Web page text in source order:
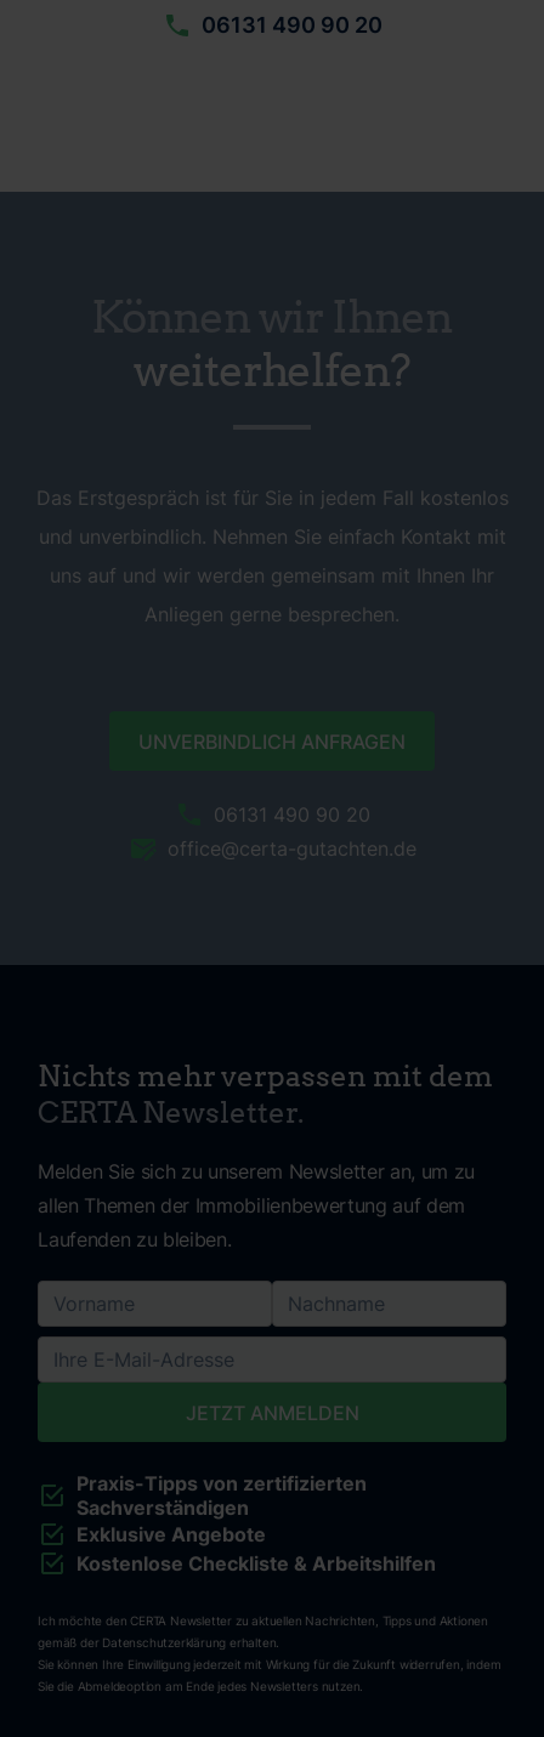
06131 490 90 20
weiterhelfen?
Das Erstgespräch ist für Sie in jedem Fall kostenlos
und unverbindlich. Nehmen Sie einfach Kontakt mit
uns auf und wir werden gemeinsam mit Ihnen Ihr
Anliegen gerne besprechen.
UNVERBINDLICH ANFRAGEN
06131 490 90 20
office@certa-gutachten.de
Nichts mehr verpassen mit dem
CERTA Newsletter.
Melden Sie sich zu unserem Newsletter an, um zu
allen Themen der Immobilienbewertung auf dem
Laufenden zu bleiben.
Praxis-Tipps von zertifizierten
Sachverständigen
Exklusive Angebote
Kostenlose Checkliste & Arbeitshilfen
Ich möchte den CERTA Newsletter zu aktuellen Nachrichten, Tipps und Aktionen
gemäß der Datenschutzerklärung erhalten.
Sie können Ihre Einwilligung jederzeit mit Wirkung für die Zukunft widerrufen, indem
Sie die Abmeldeoption am Ende jedes Newsletters nutzen.